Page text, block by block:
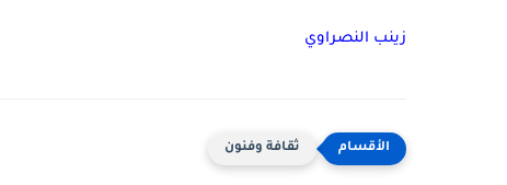
زينب النصراوي
ثقافة وفنون